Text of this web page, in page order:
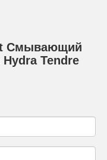
Смывающий
Tendre